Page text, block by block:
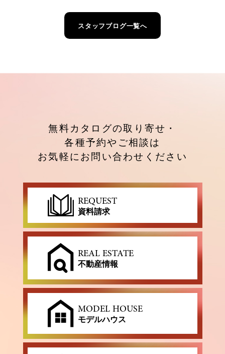
スタッフブログ一覧へ
無料カタログの取り寄せ・
各種予約やご相談は
お気軽にお問い合わせください
REQUEST
資料請求
REAL ESTATE
不動産情報
MODEL HOUSE
モデルハウス